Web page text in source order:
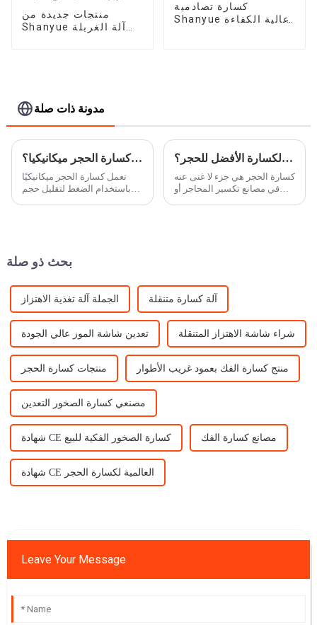
منتجات جديدة من
Shanyue آلة الغربلة
كسارة تصادمية
Shanyue عالية الكفاءة
مدونة ذات صلة
كيف تعمل كسارة الحجر ميكانيكيا؟
تعمل كسارة الحجر ميكانيكيًا
باستخدام الضغط لتقليل حجم
ما هي الكسارة الأفضل للحجر؟
كسارة الحجر هي جزء لا غنى عنه
في مصانع تكسير المحاجر أو
بحث ذو صلة
الجملة آلة تغذية الاهتزاز آلة كسارة متنقلة
تعدين شاشة الموز عالي الجودة شراء شاشة الاهتزاز المتنقلة
منتجات كسارة الحجر منتج كسارة الفك بعمود غريب الأطوار
مصنعي كسارة الصخور التعدين
شهادة CE كسارة الصخور الفكية للبيع مصانع كسارة الفك
شهادة CE العالمية لكسارة الحجر
Leave Your Message